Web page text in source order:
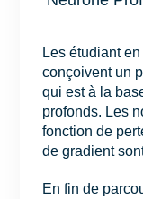
Les étudiant
conçoivent un
qui est à la
profonds. Les
fonction de
de gradient
En fin de